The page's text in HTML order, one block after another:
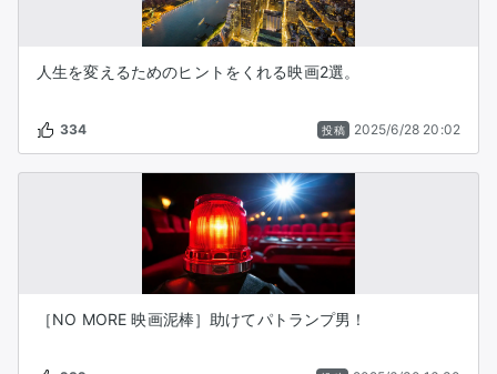
人生を変えるためのヒントをくれる映画2選。
334 投稿 2025/6/28 20:02
［NO MORE 映画泥棒］助けてパトランプ男！